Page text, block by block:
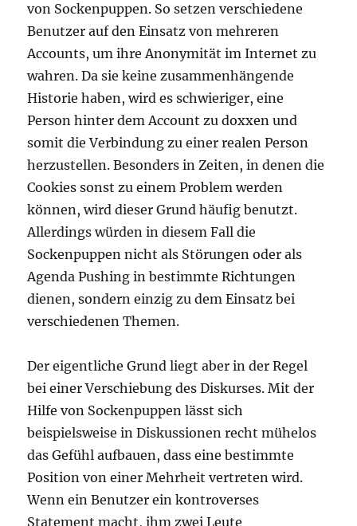
von Sockenpuppen. So setzen verschiedene
Benutzer auf den Einsatz von mehreren
Accounts, um ihre Anonymität im Internet zu
wahren. Da sie keine zusammenhängende
Historie haben, wird es schwieriger, eine
Person hinter dem Account zu doxxen und
somit die Verbindung zu einer realen Person
herzustellen. Besonders in Zeiten, in denen die
Cookies sonst zu einem Problem werden
können, wird dieser Grund häufig benutzt.
Allerdings würden in diesem Fall die
Sockenpuppen nicht als Störungen oder als
Agenda Pushing in bestimmte Richtungen
dienen, sondern einzig zu dem Einsatz bei
verschiedenen Themen.
Der eigentliche Grund liegt aber in der Regel
bei einer Verschiebung des Diskurses. Mit der
Hilfe von Sockenpuppen lässt sich
beispielsweise in Diskussionen recht mühelos
das Gefühl aufbauen, dass eine bestimmte
Position von einer Mehrheit vertreten wird.
Wenn ein Benutzer ein kontroverses
Statement macht, ihm zwei Leute